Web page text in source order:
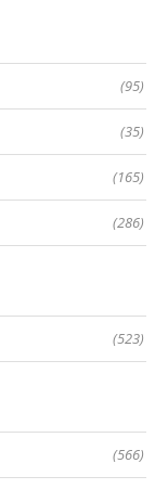
(95)
(35)
(165)
(286)
(523)
(566)